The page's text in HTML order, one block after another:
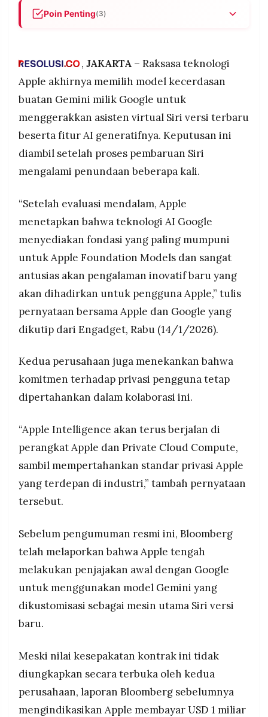
©
RESOLUSI
©
Resolusi.co
2026
RESOLUSI
PRAMUDITA
Poin Penting(3)
versi baru dan fitur Apple Intelligence setelah
Rp16 triliun) untuk mendapatkan akses teknologi
AI Google, meski nilai kesepakatan tidak
dikonfirmasi resmi oleh kedua perusahaan
Peluncuran Siri berbasis AI generatif beberapa
kali tertunda sejak diumumkan di WWDC 2024,
dengan target terbaru di musim semi 2026
Anthropic
, JAKARTA– Raksasa teknologi
Apple akhirnya memilih model kecerdasan
buatan Gemini milik Google untuk
menggerakkan asisten virtual Siri versi terbaru
beserta fitur AI generatifnya. Keputusan ini
diambil setelah proses pembaruan Siri
mengalami penundaan beberapa kali.
“Setelah evaluasi mendalam, Apple
menetapkan bahwa teknologi AI Google
menyediakan fondasi yang paling mumpuni
untuk Apple Foundation Models dan sangat
antusias akan pengalaman inovatif baru yang
akan dihadirkan untuk pengguna Apple,” tulis
pernyataan bersama Apple dan Google yang
dikutip dari Engadget, Rabu (14/1/2026).
Kedua perusahaan juga menekankan bahwa
komitmen terhadap privasi pengguna tetap
dipertahankan dalam kolaborasi ini.
“Apple Intelligence akan terus berjalan di
perangkat Apple dan Private Cloud Compute,
sambil mempertahankan standar privasi Apple
yang terdepan di industri,” tambah pernyataan
tersebut.
Sebelum pengumuman resmi ini, Bloomberg
telah melaporkan bahwa Apple tengah
melakukan penjajakan awal dengan Google
untuk menggunakan model Gemini yang
dikustomisasi sebagai mesin utama Siri versi
baru.
Meski nilai kesepakatan kontrak ini tidak
diungkapkan secara terbuka oleh kedua
perusahaan, laporan Bloomberg sebelumnya
mengindikasikan Apple membayar USD 1 miliar